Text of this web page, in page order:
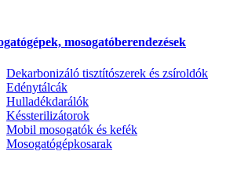
mosogatóberendezések
Dekarbonizáló tisztítószerek és zsíroldók
Edénytálcák
Hulladékdarálók
Késsterilizátorok
Mobil mosogatók és kefék
Mosogatógépkosarak